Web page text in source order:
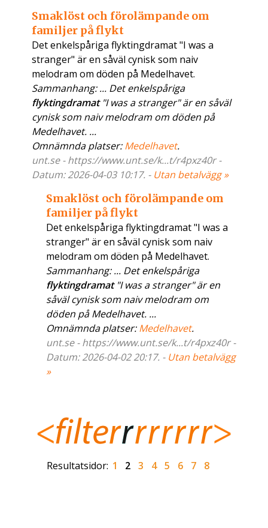
Smaklöst och förolämpande om
familjer på flykt
Det enkelspåriga flyktingdramat "I was a
stranger" är en såväl cynisk som naiv
melodram om döden på Medelhavet.
Sammanhang: ... Det enkelspåriga
flyktingdramat"I was a stranger" är en såväl
cynisk som naiv melodram om döden på
Medelhavet. ...
Omnämnda platser:Medelhavet.
unt.se - https://www.unt.se/k...t/r4pxz40r -
Datum: 2026-04-03 10:17. - Utan betalvägg »
Smaklöst och förolämpande om
familjer på flykt
Det enkelspåriga flyktingdramat "I was a
stranger" är en såväl cynisk som naiv
melodram om döden på Medelhavet.
Sammanhang: ... Det enkelspåriga
flyktingdramat"I was a stranger" är en
såväl cynisk som naiv melodram om
döden på Medelhavet. ...
Omnämnda platser:Medelhavet.
unt.se - https://www.unt.se/k...t/r4pxz40r -
Datum: 2026-04-02 20:17. - Utan betalvägg
»
Resultatsidor: 1 2 3 4 5 6 7 8